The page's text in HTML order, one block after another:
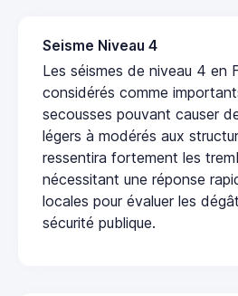
Seisme Niveau 4
Les séismes de niveau 4 en
considérés comme
secousses pouvant causer
légers à modérés aux
ressentira fortement les
nécessitant une réponse
locales pour évaluer les
sécurité publique.